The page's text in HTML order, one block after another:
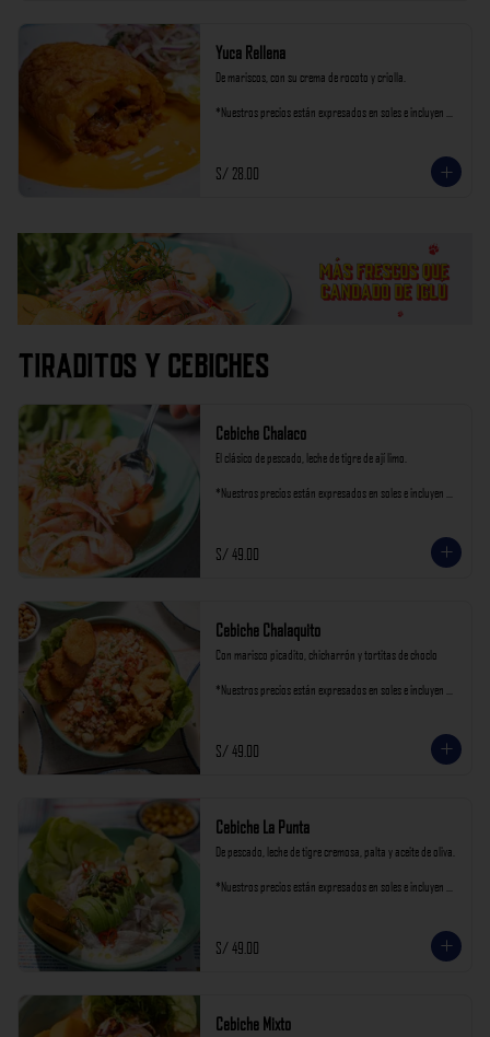
Yuca Rellena
De mariscos, con su crema de rocoto y criolla.
*Nuestros precios están expresados en soles e incluyen
S/ 28.00
Tiraditos y Cebiches
Cebiche Chalaco
El clásico de pescado, leche de tigre de ají limo.
*Nuestros precios están expresados en soles e incluyen
S/ 49.00
Cebiche Chalaquito
Con marisco picadito, chicharrón y tortitas de choclo
*Nuestros precios están expresados en soles e incluyen
S/ 49.00
Cebiche La Punta
De pescado, leche de tigre cremosa, palta y aceite de oliva.
*Nuestros precios están expresados en soles e incluyen
S/ 49.00
Cebiche Mixto